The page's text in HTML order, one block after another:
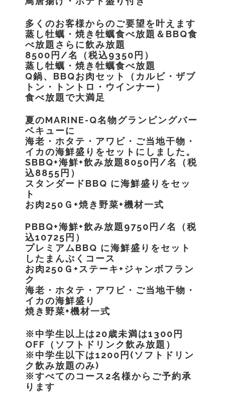
多くのお客様からのご要望を叶えます
蒸し牡蠣・焼き牡蠣食べ放題＆BBQ食
べ放題さらに飲み放題
8500円/名（税込9350円）
蒸し牡蠣・焼き牡蠣食べ放題
Q鍋、BBQお肉セット（カルビ・ザブ
トン・トントロ・ウインナー）
食べ放題で大満足
夏のMARINE-Q名物グランピングバー
ベキューに
海老・ホタテ・アワビ・ご当地干物・
イカの海鮮盛りをセットにしました。
SBBQ+海鮮+飲み放題8050円/名（税
込8855円）
スタンダードBBQ に海鮮盛りをセッ
ト
お肉250Ｇ+焼き野菜+機材一式
PBBQ+海鮮+飲み放題9750円/名（税
込10725円）
プレミアムBBQ に海鮮盛りをセット
したまんぷくコース
お肉250Ｇ+ステーキ+ジャンボフラン
ク
海老・ホタテ・アワビ・ご当地干物・
イカの海鮮盛り
焼き野菜+機材一式
※中学生以上は20歳未満は1300円
OFF（ソフトドリンク飲み放題）
※中学生以下は1200円(ソフトドリン
ク飲み放題のみ)
※すべてのコース2名様からご予約承
ります